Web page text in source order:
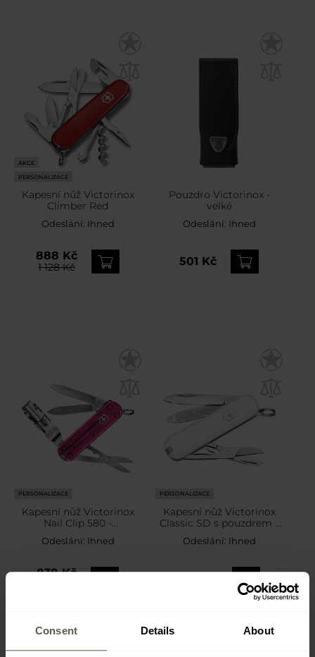
Consent Details About
AKCE
PERSONALIZACE
Kapesní nůž Victorinox
Climber Red
Odeslání: Ihned
888 Kč
1 128 Kč
Pouzdro Victorinox -
velké
Odeslání: Ihned
501 Kč
PERSONALIZACE
Kapesní nůž Victorinox
Nail Clip 580 -
Transparent Pin
Odeslání: Ihned
838 Kč
PERSONALIZACE
Kapesní nůž Victorinox
Classic SD s pouzdrem -
Falling Snow/Beige
Odeslání: Ihned